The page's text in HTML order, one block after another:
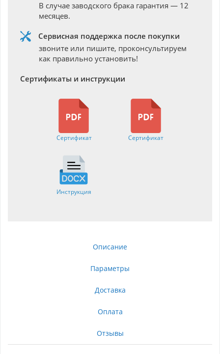
В случае заводского брака гарантия — 12
месяцев.
Сервисная поддержка после покупки
звоните или пишите, проконсультируем
как правильно установить!
Сертификаты и инструкции
Сертификат Сертификат
Инструкция
Описание
Параметры
Доставка
Оплата
Отзывы